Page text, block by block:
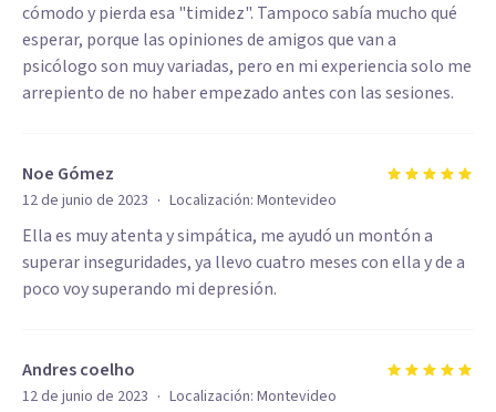
cómodo y pierda esa "timidez". Tampoco sabía mucho qué
esperar, porque las opiniones de amigos que van a
psicólogo son muy variadas, pero en mi experiencia solo me
arrepiento de no haber empezado antes con las sesiones.
Noe Gómez
12 de junio de 2023 · Localización: Montevideo
Ella es muy atenta y simpática, me ayudó un montón a
superar inseguridades, ya llevo cuatro meses con ella y de a
poco voy superando mi depresión.
Andres coelho
12 de junio de 2023 · Localización: Montevideo